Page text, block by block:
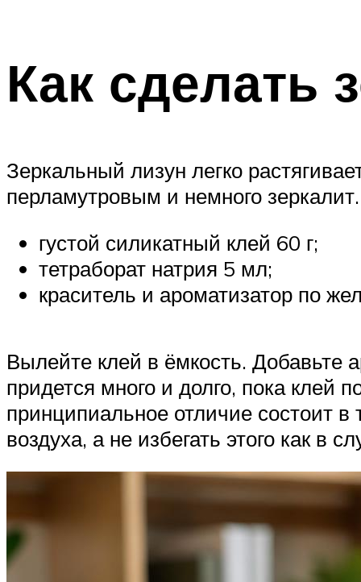
Как сделать
Зеркальный лизун легко
перламутровым и немного
густой силикатный клей 60 г;
тетраборат натрия 5 мл;
краситель и ароматизатор по
Вылейте клей в ёмкость. Добавьте
придется много и долго, пока клей
принципиальное отличие состоит
воздуха, а не избегать этого как в